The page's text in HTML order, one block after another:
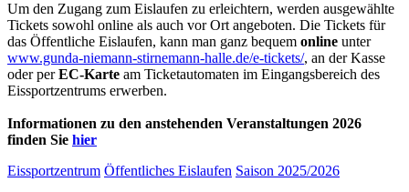
Um den Zugang zum Eislaufen zu erleichtern, werden ausgewählte
Tickets sowohl online als auch vor Ort angeboten. Die Tickets für
das Öffentliche Eislaufen, kann man ganz bequem online unter
www.gunda-niemann-stirnemann-halle.de/e-tickets/, an der Kasse
oder perEC-Karte am Ticketautomaten im Eingangsbereich des
Eissportzentrums erwerben.
Informationen zu den anstehenden Veranstaltungen 2026
finden Sie hier
Eissportzentrum Öffentliches Eislaufen Saison 2025/2026